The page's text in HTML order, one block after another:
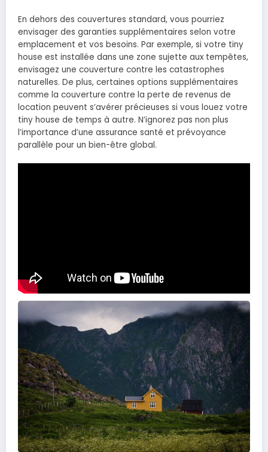
En dehors des couvertures standard, vous pourriez
envisager des garanties supplémentaires selon votre
emplacement et vos besoins. Par exemple, si votre tiny
house est installée dans une zone sujette aux tempêtes,
envisagez une couverture contre les catastrophes
naturelles. De plus, certaines options supplémentaires
comme la couverture contre la perte de revenus de
location peuvent s’avérer précieuses si vous louez votre
tiny house de temps à autre. N’ignorez pas non plus
l’importance d’une assurance santé et prévoyance
parallèle pour un bien-être global.